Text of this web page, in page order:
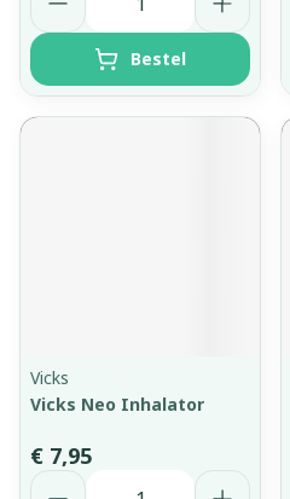
Bestel
Vicks
Vicks Neo Inhalator
€ 7,95
Aantal